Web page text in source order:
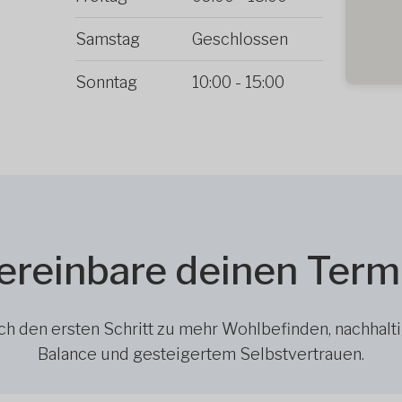
Samstag Geschlossen
Sonntag 10:00 - 15:00
deinen
den ersten Schritt zu mehr Wohlbefinden,
Balance und gesteigertem Selbstvertrauen.